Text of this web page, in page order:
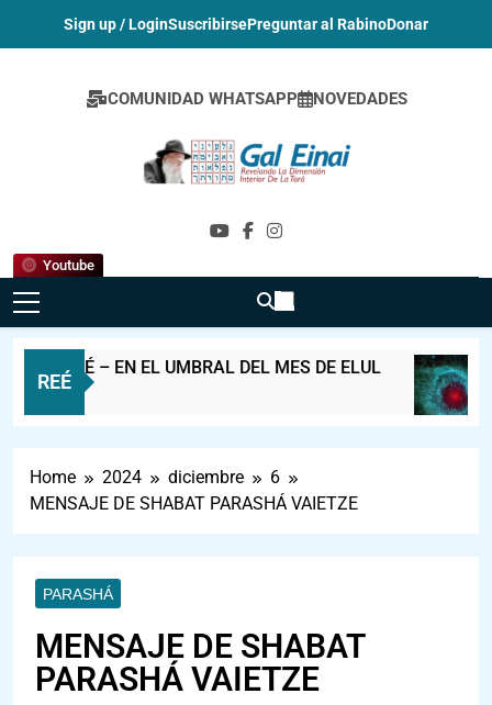
Sign up / LoginSuscribirsePreguntar al RabinoDonar
COMUNIDAD WHATSAPP NOVEDADES
Youtube
Gal Einai En
REÉ
REÉ – EN EL UMBRAL DEL MES DE ELUL
Home 2024 diciembre
6
MENSAJE DE SHABAT PARASHÁ VAIETZE
PARASHÁ
MENSAJE DE SHABAT
PARASHÁ VAIETZE